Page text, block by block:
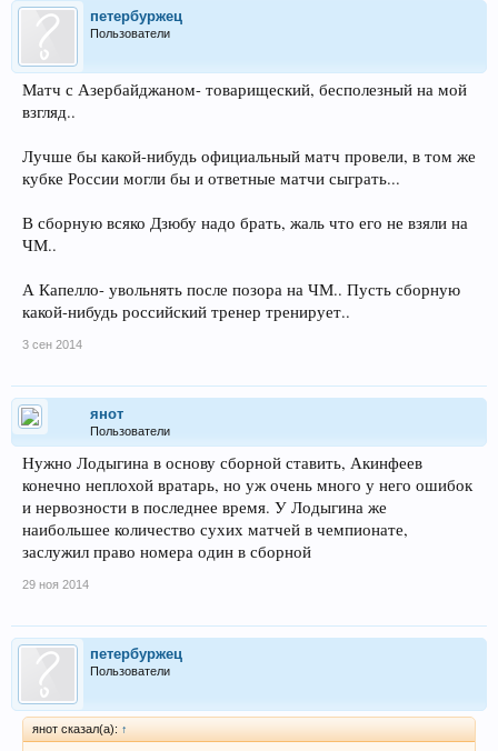
петербуржец
Пользователи
Матч с Азербайджаном- товарищеский, бесполезный на мой
взгляд..
Лучше бы какой-нибудь официальный матч провели, в том же
кубке России могли бы и ответные матчи сыграть...
В сборную всяко Дзюбу надо брать, жаль что его не взяли на
ЧМ..
А Капелло- увольнять после позора на ЧМ.. Пусть сборную
какой-нибудь российский тренер тренирует..
3 сен 2014
янот
Пользователи
Нужно Лодыгина в основу сборной ставить, Акинфеев
конечно неплохой вратарь, но уж очень много у него ошибок
и нервозности в последнее время. У Лодыгина же
наибольшее количество сухих матчей в чемпионате,
заслужил право номера один в сборной
29 ноя 2014
петербуржец
Пользователи
янот сказал(а): ↑